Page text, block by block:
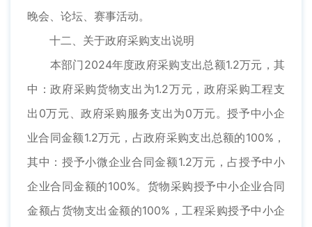
晚会、论坛、赛事活动。
十二、关于政府采购支出说明
本部门2024年度政府采购支出总额1.2万元，其
中：政府采购货物支出为1.2万元，政府采购工程支
出0万元、政府采购服务支出为0万元。授予中小企
业合同金额1.2万元，占政府采购支出总额的100%，
其中：授予小微企业合同金额1.2万元，占授予中小
企业合同金额的100%。货物采购授予中小企业合同
金额占货物支出金额的100%，工程采购授予中小企